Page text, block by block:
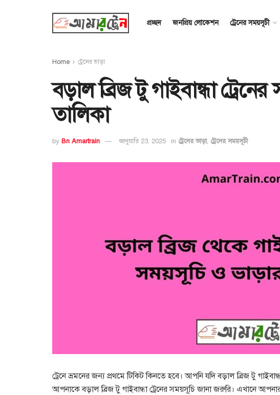
প্রচ্ছদ জনপ্রিয় লোকেশন ট্রেনের সময়সূচী
Home ট্রেনের ভাড়া
বড়াল ব্রিজ টু গাইবান্ধা
তালিকা
by Bn Amartrain জানুয়ারি 23, 2025 in ট্রেনের ভাড়া, ট্রেনের সময়সূচী
ট্রেনে ভ্রমনের জন্য প্রথমে টিকিট কিনতে হবে। আপনি যদি বড়াল ব্রিজ টু
আপনাকে বড়াল ব্রিজ টু গাইবান্ধা ট্রেনের সময়সূচি জানা জরুরি। এখানে